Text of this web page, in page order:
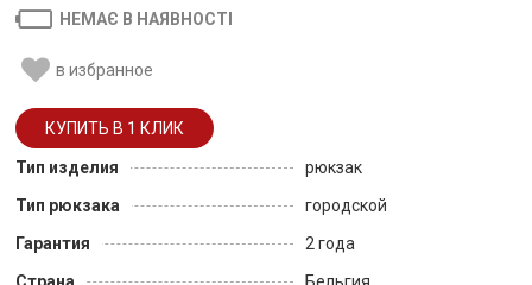
НЕМАЄ В НАЯВНОСТІ
в избранное
Тип изделия
рюкзак
Тип рюкзака
городской
Гарантия
2 года
Страна
Бельгия